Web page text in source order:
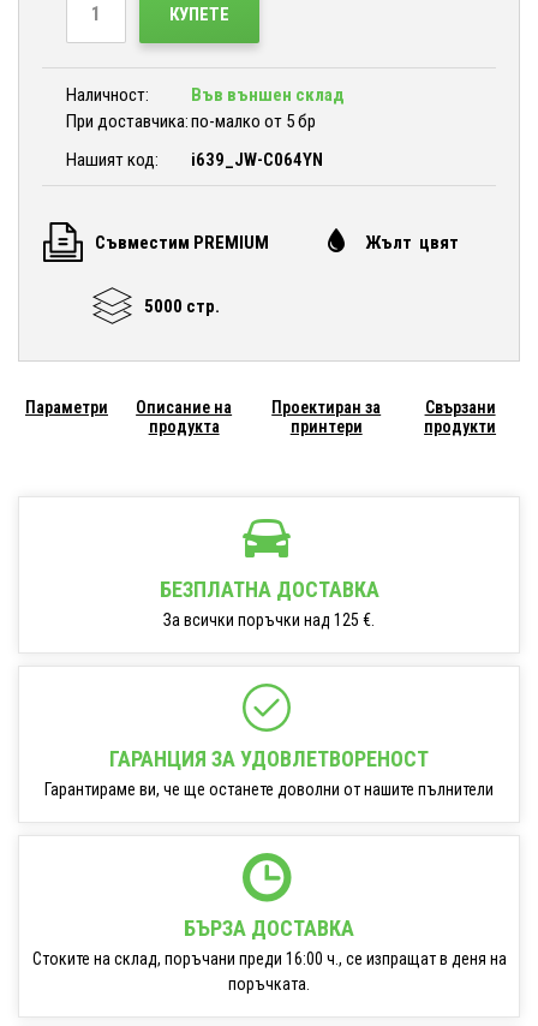
КУПЕТЕ
Наличност:
Във външен склад
При доставчика:по-малко от 5 бр
Нашият код:
i639_JW-C064YN
Съвместим PREMIUM Жълт цвят
5000 стр.
Параметри
Описание на
продукта
Проектиран за
принтери
Свързани
продукти
БЕЗПЛАТНА ДОСТАВКА
За всички поръчки над 125 €.
ГАРАНЦИЯ ЗА УДОВЛЕТВОРЕНОСТ
Гарантираме ви, че ще останете доволни от нашите пълнители
БЪРЗА ДОСТАВКА
Стоките на склад, поръчани преди 16:00 ч., се изпращат в деня на
поръчката.